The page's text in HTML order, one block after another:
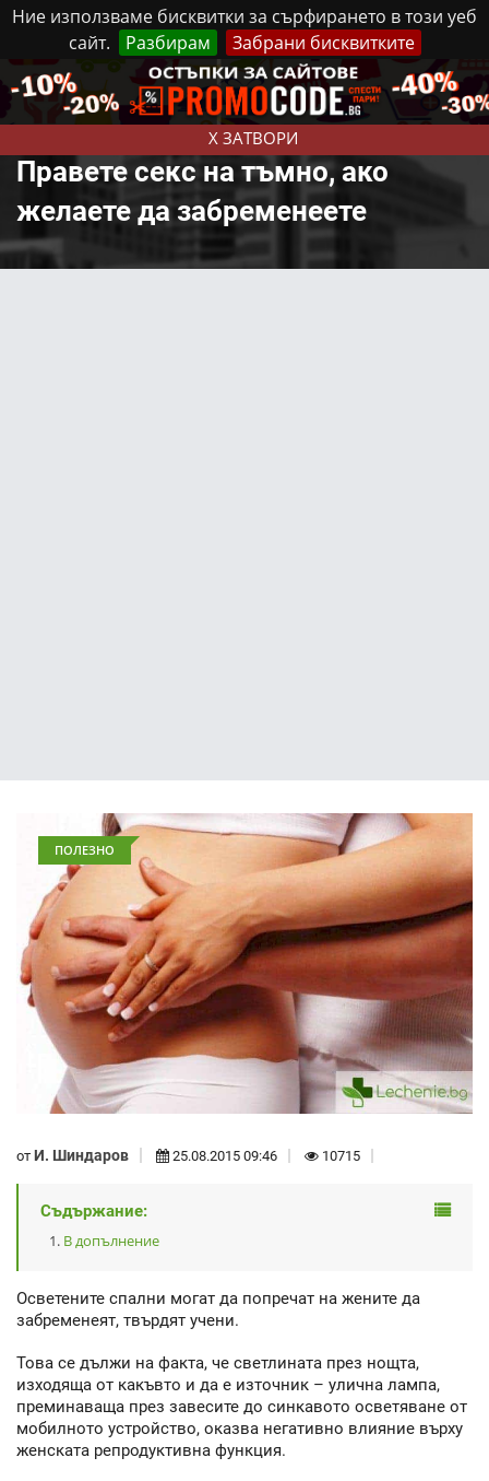
Ние използваме бисквитки за сърфирането в този уеб
сайт.
Разбирам Забрани бисквитките
X ЗАТВОРИ
Събота, 8 Август, 2026 Реклама Контакти
Правете секс на тъмно, ако
желаете да забременеете
ПОЛЕЗНО
от И. Шиндаров 25.08.2015 09:46 10715
Съдържание:
В допълнение
Осветените спални могат да попречат на жените да
забременеят, твърдят учени.
Това се дължи на факта, че светлината през нощта,
изходяща от какъвто и да е източник – улична лампа,
преминаваща през завесите до синкавото осветяване от
мобилното устройство, оказва негативно влияние върху
женската репродуктивна функция.